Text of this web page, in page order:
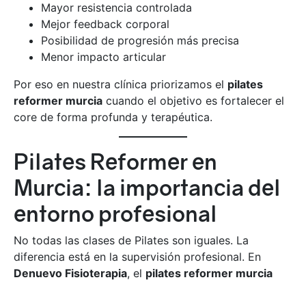
Mayor resistencia controlada
Mejor feedback corporal
Posibilidad de progresión más precisa
Menor impacto articular
Por eso en nuestra clínica priorizamos el pilates
reformer murcia cuando el objetivo es fortalecer el
core de forma profunda y terapéutica.
Pilates Reformer en
Murcia: la importancia del
entorno profesional
No todas las clases de Pilates son iguales. La
diferencia está en la supervisión profesional. En
Denuevo Fisioterapia, el pilates reformer murcia